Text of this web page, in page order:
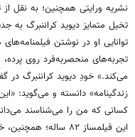
نشریه ورایتی همچنین؛ به نقل از
تخیل متمایز دیوید کراننبرگ
توانایی او در نوشتن
تجربه‌های منحصربه‌فرد روی
می‌کند.» خودِ دیوید کراننبرگ در
زندگینامه» دانسته و می‌گوید:
کسانی که من را می‌شناسند
این فیلمساز ۸۲